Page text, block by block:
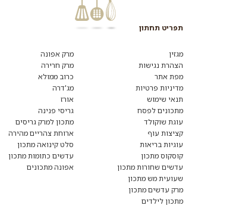
תפריט תחתון
מגזין
הצהרת נגישות
מפת אתר
מדיניות פרטיות
תנאי שימוש
מתכונים לפסח
עוגת שוקולד
קציצות עוף
עוגיות בריאות
קוסקוס מתכון
עדשים שחורות מתכון
שעועית מש מתכון
מרק עדשים מתכון
מתכון לילדים
מרק אפונה
מרק חרירה
כרוב ממולא
מג'דרה
אורז
גריסי פנינה
מתכון למרק גריסים
ארוחת צהריים מהירה
סלט קינואה מתכון
עדשים כתומות מתכון
אפונה מתכונים